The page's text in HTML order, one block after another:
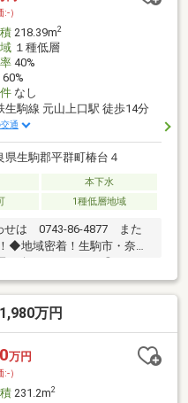
に合った最適な金融機関を
）
218.39m2
１種低層
40%
60%
なし
生駒線 元山上口駅 徒歩14分
通
県生駒郡平群町椿台４
本下水
1種低層地域
せは 0743-86-4877 また
◆地域密着！生駒市・奈良
良エリアでお探しの方は当
売却検討の方必見！当社で
～購入～引越までスムーズ
金融機関は異なります。専
に合った最適な金融機関を
万円
万円
）
231.2m2